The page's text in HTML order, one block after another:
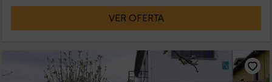
VER OFERTA